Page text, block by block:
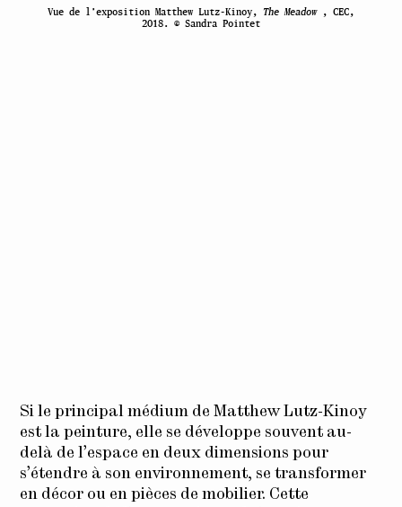
Vue de l’exposition Matthew Lutz-Kinoy, The Meadow , CEC,
2018. © Sandra Pointet
Si le principal médium de Matthew Lutz-Kinoy
est la peinture, elle se développe souvent au-
delà de l’espace en deux dimensions pour
s’étendre à son environnement, se transformer
en décor ou en pièces de mobilier. Cette